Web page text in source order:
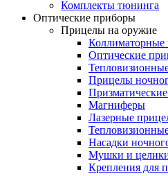
Комплекты тюнинга
Оптические приборы
Прицелы на оружие
Коллиматорные
Оптические
Прицелы
Магниферы
Лазерные
Насадки
Мушки и
Крепления для